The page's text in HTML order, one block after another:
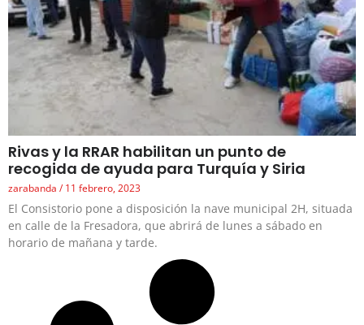
Rivas y la RRAR habilitan un punto de
recogida de ayuda para Turquía y Siria
zarabanda 11 febrero, 2023
El Consistorio pone a disposición la nave municipal 2H, situada
en calle de la Fresadora, que abrirá de lunes a sábado en
horario de mañana y tarde.